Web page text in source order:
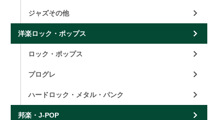
ジャズその他
洋楽ロック・ポップス
ロック・ポップス
プログレ
ハードロック・メタル・パンク
邦楽・J-POP